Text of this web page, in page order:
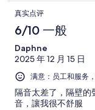
真实点评
6/10 一般
Daphne
2025 年 12 月 15 日
满意：员工和服务
隔音太差了，隔壁
音，讓我很不舒服